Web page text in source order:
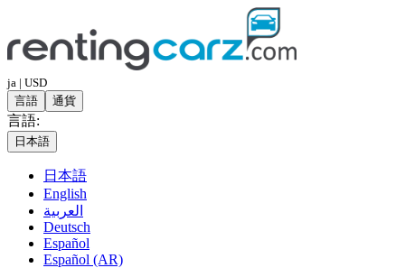
ja | USD
言語
通貨
言語:
日本語
日本語
English
العربية
Deutsch
Español
Español (AR)